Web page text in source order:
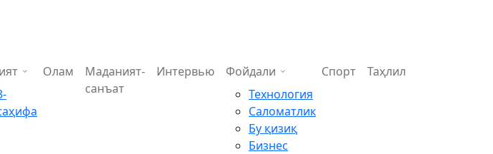
Олам
Маданият-
санъат
Интервью
Фойдали
Технология
Саломатлик
Бу қизиқ
Бизнес
Спорт Таҳлил